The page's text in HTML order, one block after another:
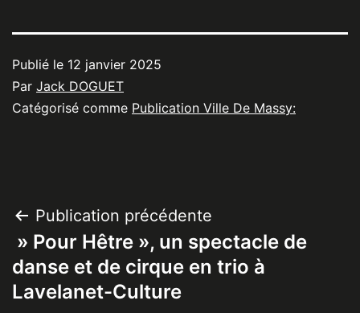
Publié le 12 janvier 2025
Par Jack DOGUET
Catégorisé comme Publication Ville De Massy:
Navigation
de
l’article
Publication précédente
» Pour Hêtre », un spectacle de
danse et de cirque en trio à
Lavelanet-Culture